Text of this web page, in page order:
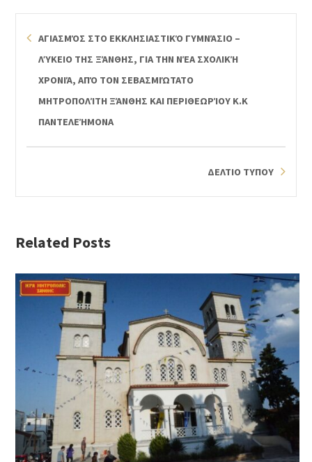
ΑΓΙΑΣΜΌΣ ΣΤΟ ΕΚΚΛΗΣΙΑΣΤΙΚΌ ΓΥΜΝΆΣΙΟ –
ΛΎΚΕΙΟ ΤΗΣ ΞΆΝΘΗΣ, ΓΙΑ ΤΗΝ ΝΈΑ ΣΧΟΛΙΚΉ
ΧΡΟΝΙΆ, ΑΠΌ ΤΟΝ ΣΕΒΑΣΜΙΏΤΑΤΟ
ΜΗΤΡΟΠΟΛΊΤΗ ΞΆΝΘΗΣ ΚΑΙ ΠΕΡΙΘΕΩΡΊΟΥ Κ.Κ
ΠΑΝΤΕΛΕΉΜΟΝΑ
ΔΕΛΤΙΟ ΤΥΠΟΥ
Related Posts